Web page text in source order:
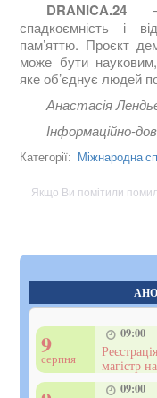
DRANICA.24 –
спадкоємність і
пам’яттю. Проєкт
може бути
яке об’єднує людей
Анастасія
Інформаційно-
Категорії: Міжнародна
Якщо Ви помітили
9
серпня
09:00
магістр
09:00